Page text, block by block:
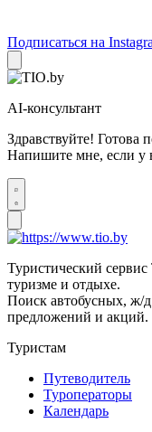
Подписаться на
AI-консультант
Здравствуйте! Готова
Напишите мне, если у
Туристический
туризме и отдыхе.
Поиск автобусных, ж/
предложений и акций.
Туристам
Путеводитель
Туроператоры
Календарь